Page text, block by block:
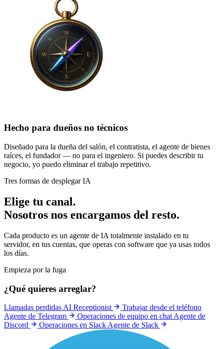
Hecho para dueños no técnicos
Diseñado para la dueña del salón, el contratista, el agente de bienes
raíces, el fundador — no para el ingeniero. Si puedes describir tu
negocio, yo puedo eliminar el trabajo repetitivo.
Tres formas de desplegar IA
Elige tu canal.
Nosotros nos encargamos del resto.
Cada producto es un agente de IA totalmente instalado en tu
servidor, en tus cuentas, que operas con software que ya usas todos
los días.
Empieza por la fuga
¿Qué quieres arreglar?
Llamadas perdidasAI Receptionist
Trabajar desde el teléfono
Agente de Telegram
Operaciones de equipo en chatAgente de
Discord
Operaciones en SlackAgente de Slack